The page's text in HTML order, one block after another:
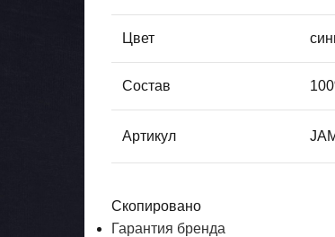
Цвет
Состав
Артикул
Скопировано
Гарантия бренда